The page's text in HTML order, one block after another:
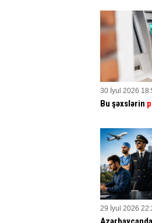
30 İyul 2026
Bu şəxslərin
29 İyul 2026